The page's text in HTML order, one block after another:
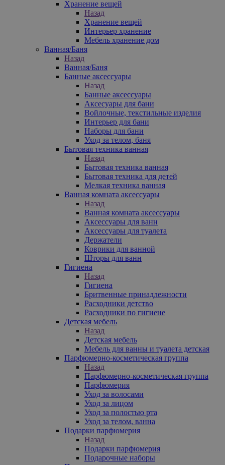
Хранение вещей
Назад
Хранение вещей
Интерьер хранение
Мебель хранение дом
Ванная/Баня
Назад
Ванная/Баня
Банные аксессуары
Назад
Банные аксессуары
Аксесуары для бани
Войлочные, текстильные изделия
Интерьер для бани
Наборы для бани
Уход за телом, баня
Бытовая техника ванная
Назад
Бытовая техника ванная
Бытовая техника для детей
Мелкая техника ванная
Ванная комната аксессуары
Назад
Ванная комната аксессуары
Аксессуары для ванн
Аксессуары для туалета
Держатели
Коврики для ванной
Шторы для ванн
Гигиена
Назад
Гигиена
Бритвенные принадлежности
Расходники детство
Расходники по гигиене
Детская мебель
Назад
Детская мебель
Мебель для ванны и туалета детская
Парфюмерно-косметическая группа
Назад
Парфюмерно-косметическая группа
Парфюмерия
Уход за волосами
Уход за лицом
Уход за полостью рта
Уход за телом, ванна
Подарки парфюмерия
Назад
Подарки парфюмерия
Подарочные наборы